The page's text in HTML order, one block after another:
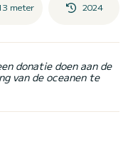
meter 2024
donatie doen aan de
van de oceanen te